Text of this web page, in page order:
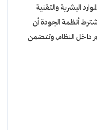
البشرية والتقنية
أنظمة الجودة أن
داخل النظام، وتتضمن